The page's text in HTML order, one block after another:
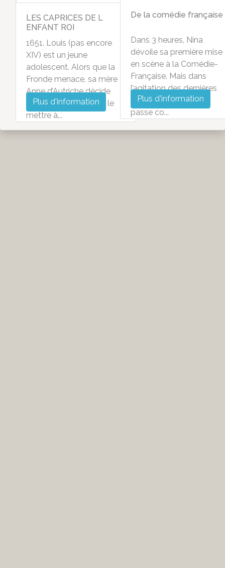
LES CAPRICES DE L
ENFANT ROI
1651. Louis (pas encore
XIV) est un jeune
adolescent. Alors que la
Fronde menace, sa mère
Anne d’Autriche décide
d’exfiltrer son fils pour le
mettre à...
Plus d'information
De la comédie française
Dans 3 heures, Nina
dévoile sa première mise
en scène à la Comédie-
Française. Mais dans
l’agitation des dernières
répétitions, rien ne se
passe co...
Plus d'information